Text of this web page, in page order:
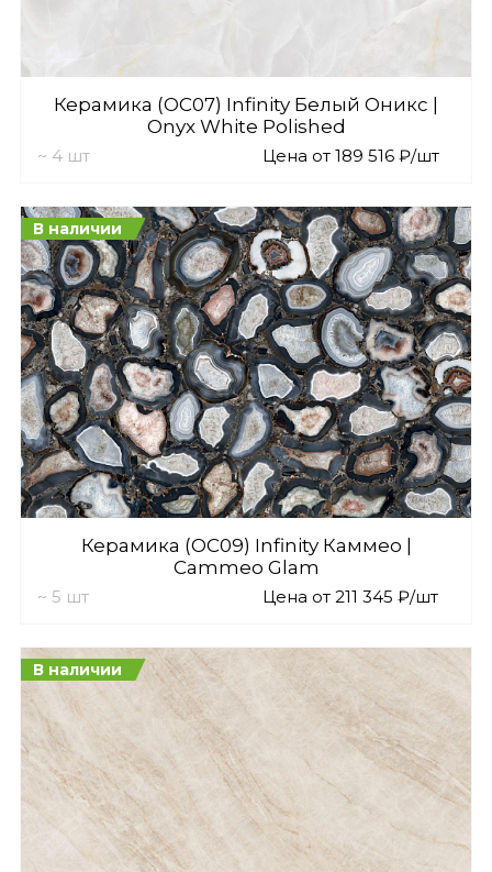
Керамика (OC07) Infinity Белый Оникс |
Onyx White Polished
~ 4 шт Цена от 189 516 ₽/шт
В наличии
Керамика (OC09) Infinity Каммео |
Cammeo Glam
~ 5 шт Цена от 211 345 ₽/шт
В наличии